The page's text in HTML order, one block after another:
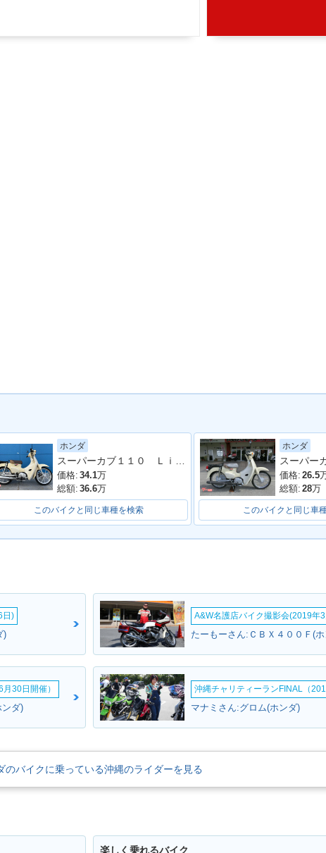
ホンダ
価格: 34.1万
総額: 36.6万
このバイクと同じ車種を検索
ホンダ
スーパー
価格: 26.5
総額: 28万
このバイクと同じ車
日)
)
A&W名護店バイク撮影会(2019年
たーもーさん:ＣＢＸ４００Ｆ(
30日開催）
ダ)
沖縄チャリティーランFINAL（
マナミさん:グロム(ホンダ)
のバイクに乗っている沖縄のライダーを見る
楽しく乗れるバイク